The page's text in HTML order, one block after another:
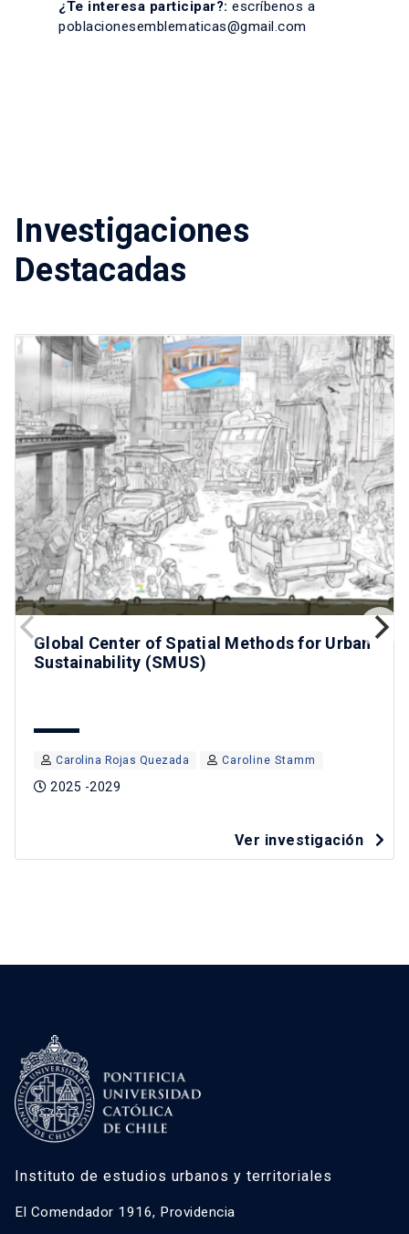
¿Te interesa participar?: escríbenos a
poblacionesemblematicas@gmail.com
Investigaciones
Destacadas
Global Center of Spatial Methods for Urban
Sustainability (SMUS)
Carolina Rojas Quezada Caroline Stamm
2025 -2029
Ver investigación
Instituto de estudios urbanos y territoriales
El Comendador 1916, Providencia